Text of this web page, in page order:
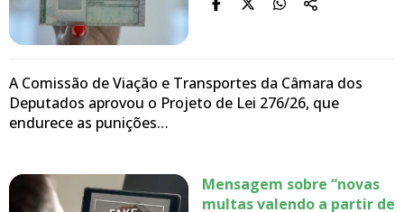
A Comissão de Viação e Transportes da Câmara dos
Deputados aprovou o Projeto de Lei 276/26, que
endurece as punições…
Mensagem sobre “novas
multas valendo a partir de